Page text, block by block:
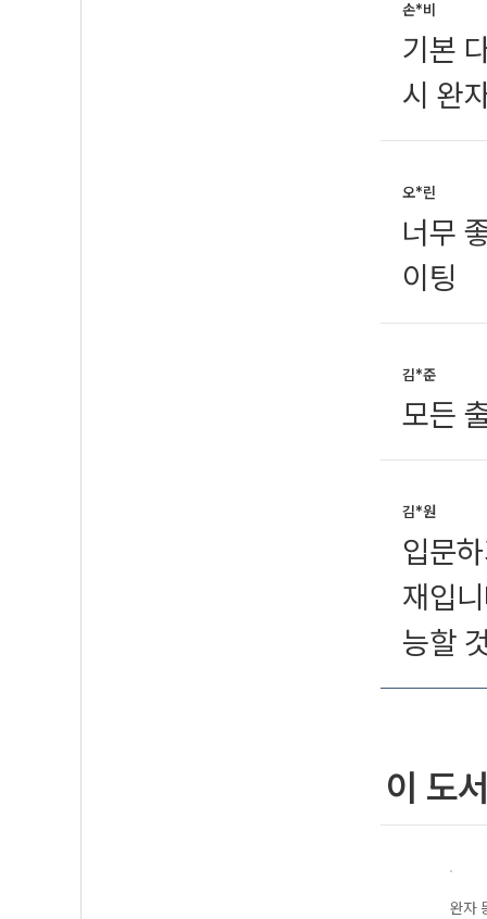
손*비
기본
시 완
오*린
너무
이팅
김*준
모든
김*원
입문
재입
능할
이 도
완자